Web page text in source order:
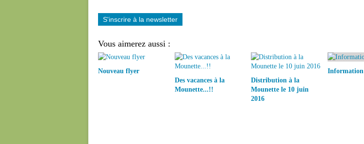
S'inscrire à la newsletter
Vous aimerez aussi :
Nouveau flyer
Des vacances à la
Mounette...!!
Distribution à la
Mounette le 10 juin
2016
Information